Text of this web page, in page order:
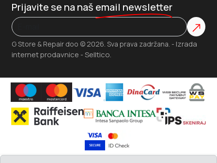
G Store & Repair doo © 2026. Sva prava zadržana. - Izrada
internet prodavnice - Selltico.
Prijavite se na naš email newsletter